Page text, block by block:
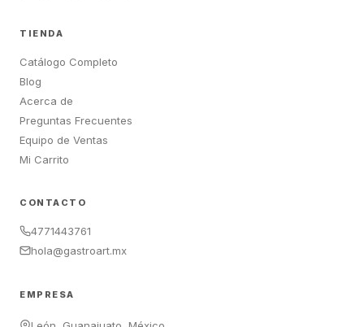
TIENDA
Catálogo Completo
Blog
Acerca de
Preguntas Frecuentes
Equipo de Ventas
Mi Carrito
CONTACTO
4771443761
hola@gastroart.mx
EMPRESA